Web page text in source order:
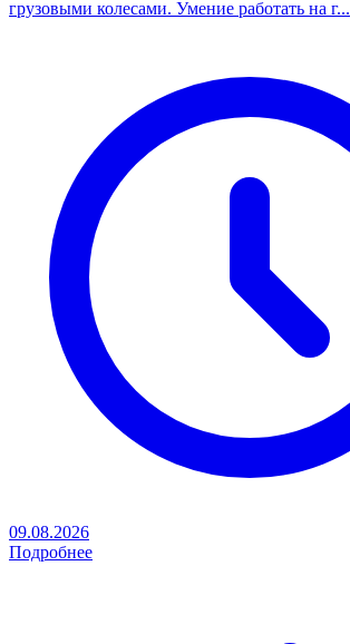
грузовыми колесами. Умение работать на г...
09.08.2026
Подробнее